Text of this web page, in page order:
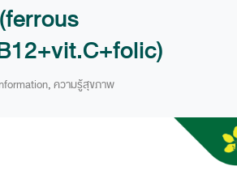
,ความรู้สุขภาพ